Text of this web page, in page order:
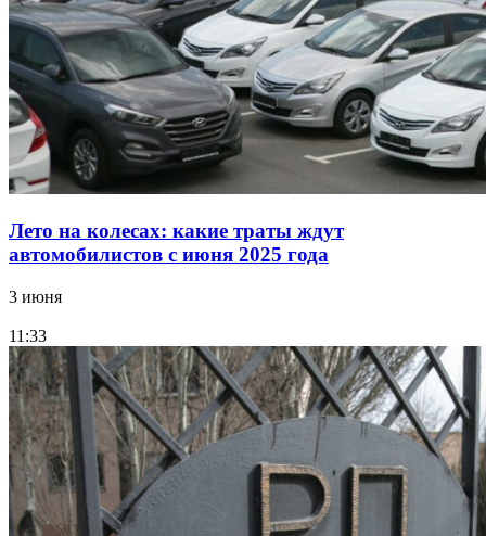
Лето на колесах: какие траты ждут
автомобилистов с июня 2025 года
3 июня
11:33